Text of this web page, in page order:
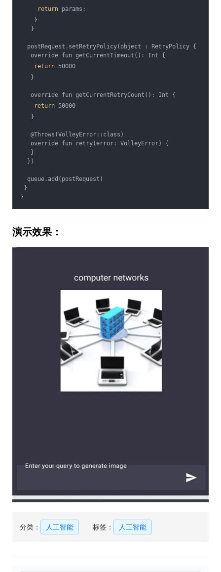
return params;
}
}
postRequest.setRetryPolicy(object : RetryPolicy {
override fun getCurrentTimeout(): Int {
return 50000
}
override fun getCurrentRetryCount(): Int {
return 50000
}
@Throws(VolleyError::class)
override fun retry(error: VolleyError) {
}
})
queue.add(postRequest)
}
}
演示效果：
分类： 人工智能 标签： 人工智能